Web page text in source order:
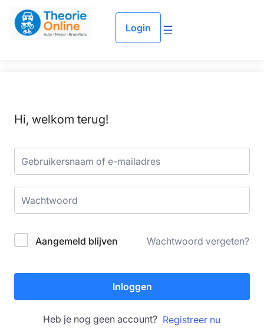
Login
Hi, welkom terug!
Aangemeld blijven Wachtwoord vergeten?
Inloggen
Heb je nog geen account? Registreer nu